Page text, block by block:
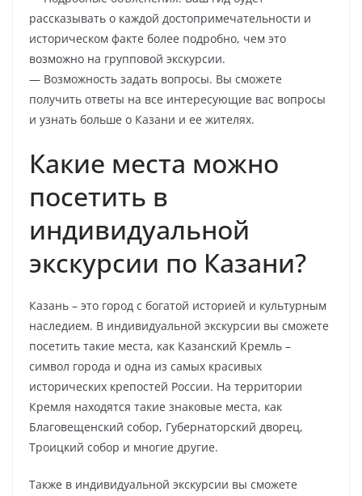
рассказывать о каждой достопримечательности и
историческом факте более подробно, чем это
возможно на групповой экскурсии.
— Возможность задать вопросы. Вы сможете
получить ответы на все интересующие вас вопросы
и узнать больше о Казани и ее жителях.
Какие места можно
посетить в
индивидуальной
экскурсии по Казани?
Казань – это город с богатой историей и культурным
наследием. В индивидуальной экскурсии вы сможете
посетить такие места, как Казанский Кремль –
символ города и одна из самых красивых
исторических крепостей России. На территории
Кремля находятся такие знаковые места, как
Благовещенский собор, Губернаторский дворец,
Троицкий собор и многие другие.
Также в индивидуальной экскурсии вы сможете